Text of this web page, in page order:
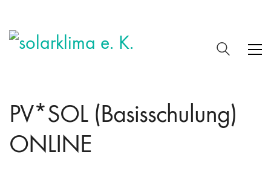
PV*SOL (Basisschulung)
ONLINE